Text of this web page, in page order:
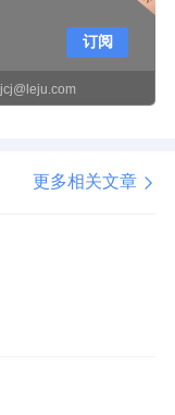
ljcj@leju.com
订阅
更多相关文章